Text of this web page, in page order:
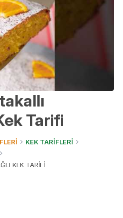
Tarifi
KEK TARİFLERİ
KEK TARİFİ